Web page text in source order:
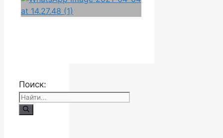
Поиск: